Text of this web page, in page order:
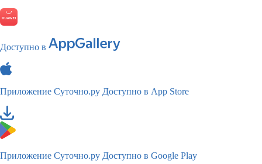
Доступно в
Приложение Суточно.ру Доступно в App Store
Приложение Суточно.ру Доступно в Google Play